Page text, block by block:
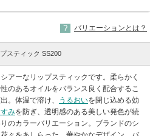
バリエーションとは？
スティック SS200
アーなリップスティックです。柔らかく
のあるオイルをバランス良く配合するこ
。体温で溶け、
うるおいを閉じ込める効
すみを防ぎ、透明感のある美しい発色が続
のカラーバリエーション。ブランドのシ